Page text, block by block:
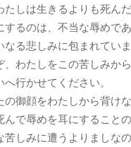
たしは生きるよりも死ん
るのは、不当な辱めであ
る悲しみに包まれていま
わたしをこの苦しみから
行かせてください。
御顔をわたしから背けな
で辱めを耳にすることの
しみに遭うよりましなの